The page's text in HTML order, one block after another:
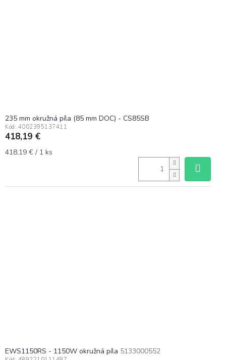
235 mm okružná píla (85 mm DOC) - CS85SB
Kód: 4002395137411
418,19 €
Jednotková
418,19 € / 1 ks
EWS1150RS - 1150W okružná píla 5133000552